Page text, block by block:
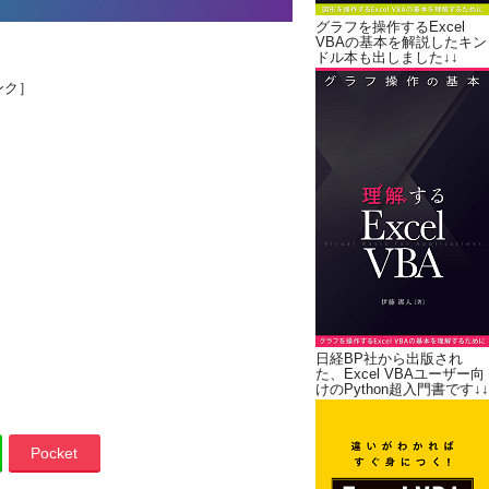
］
Pocket
グラフを操作するExcel
VBAの基本を解説したキン
ドル本も出しました↓↓
日経BP社から出版され
た、Excel VBAユーザー向
けのPython超入門書です↓↓